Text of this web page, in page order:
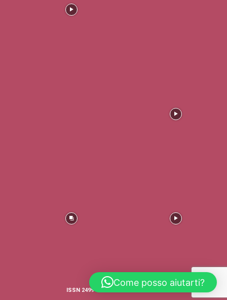
ISSN 2499-4316 © COPYRIGHT - TRADERS'
Come posso aiutarti?